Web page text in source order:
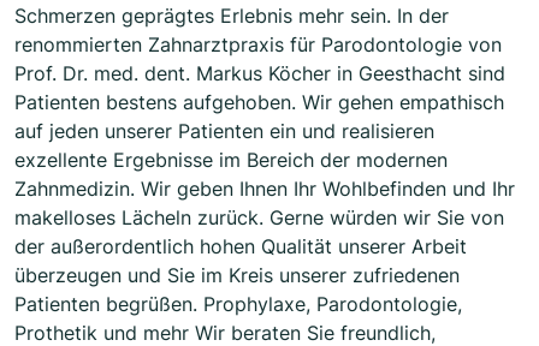
Schmerzen geprägtes Erlebnis mehr sein. In der
renommierten Zahnarztpraxis für Parodontologie von
Prof. Dr. med. dent. Markus Köcher in Geesthacht sind
Patienten bestens aufgehoben. Wir gehen empathisch
auf jeden unserer Patienten ein und realisieren
exzellente Ergebnisse im Bereich der modernen
Zahnmedizin. Wir geben Ihnen Ihr Wohlbefinden und Ihr
makelloses Lächeln zurück. Gerne würden wir Sie von
der außerordentlich hohen Qualität unserer Arbeit
überzeugen und Sie im Kreis unserer zufriedenen
Patienten begrüßen. Prophylaxe, Parodontologie,
Prothetik und mehr Wir beraten Sie freundlich,